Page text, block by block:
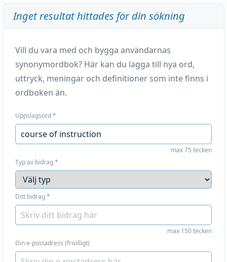
Inget resultat hittades för din sökning
Vill du vara med och bygga användarnas
synonymordbok? Här kan du lägga till nya ord,
uttryck, meningar och definitioner som inte finns i
ordboken än.
Uppslagsord*
max 75 tecken
Typ av bidrag*
Ditt bidrag*
max 150 tecken
Din e-postadress (frivilligt)